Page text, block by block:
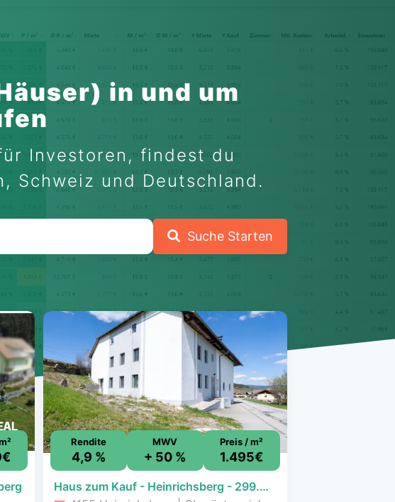
in und um
Investoren, findest du
Schweiz und Deutschland.
Suche Starten
Rendite
4,9 %
MWV
+ 50 %
Preis / m²
1.495€
Haus zum Kauf - Heinrichsberg - 299.000 € - 200 m², 2.750 m² Grundstück